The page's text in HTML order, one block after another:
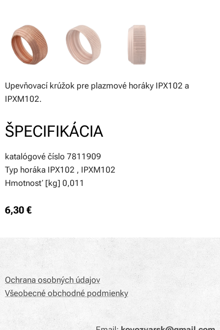
Upevňovací krúžok pre plazmové horáky IPX102 a
IPXM102.
ŠPECIFIKÁCIA
katalógové číslo 7811909
Typ horáka IPX102 , IPXM102
Hmotnosť [kg] 0,011
6,30 €
Ochrana osobných údajov
Všeobecné obchodné podmienky